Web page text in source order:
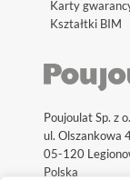
Karty
Kształtki BIM
Poujoulat Sp. z
ul. Olszankowa
05-120
Polska